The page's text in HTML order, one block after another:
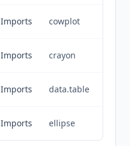
Imports cowplot
Imports crayon
Imports data.table
Imports ellipse